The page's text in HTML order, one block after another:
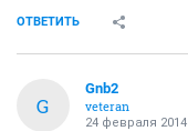
ОТВЕТИТЬ
G
Gnb2
veteran
24 февраля 2014